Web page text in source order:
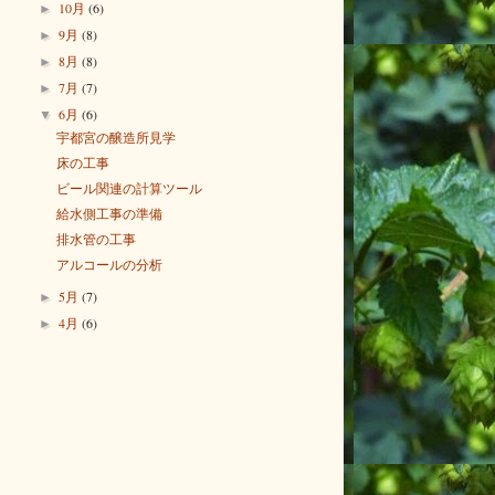
► 10月(6)
►9月(8)
►8月(8)
►7月(7)
▼6月(6)
宇都宮の醸造所見学
床の工事
ビール関連の計算ツール
給水側工事の準備
排水管の工事
アルコールの分析
►5月(7)
►4月(6)